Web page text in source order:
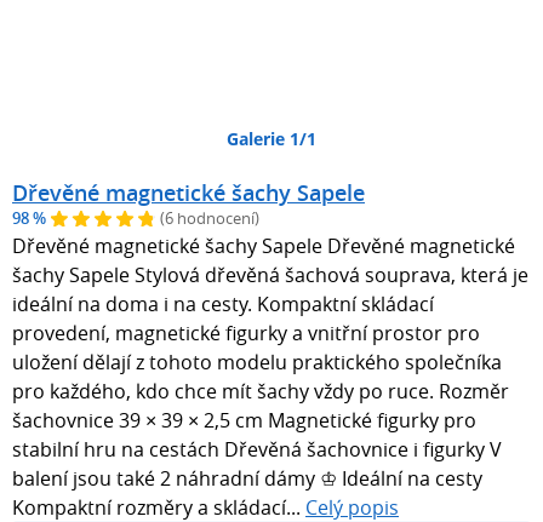
Galerie 1/1
Dřevěné magnetické šachy Sapele
98 % (6 hodnocení)
Dřevěné magnetické šachy Sapele Dřevěné magnetické
šachy Sapele Stylová dřevěná šachová souprava, která je
ideální na doma i na cesty. Kompaktní skládací
provedení, magnetické figurky a vnitřní prostor pro
uložení dělají z tohoto modelu praktického společníka
pro každého, kdo chce mít šachy vždy po ruce. Rozměr
šachovnice 39 × 39 × 2,5 cm Magnetické figurky pro
stabilní hru na cestách Dřevěná šachovnice i figurky V
balení jsou také 2 náhradní dámy ♔ Ideální na cesty
Kompaktní rozměry a skládací... Celý popis